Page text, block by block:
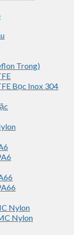
Trong)
Bọc Inox 304
Nylon
Nylon